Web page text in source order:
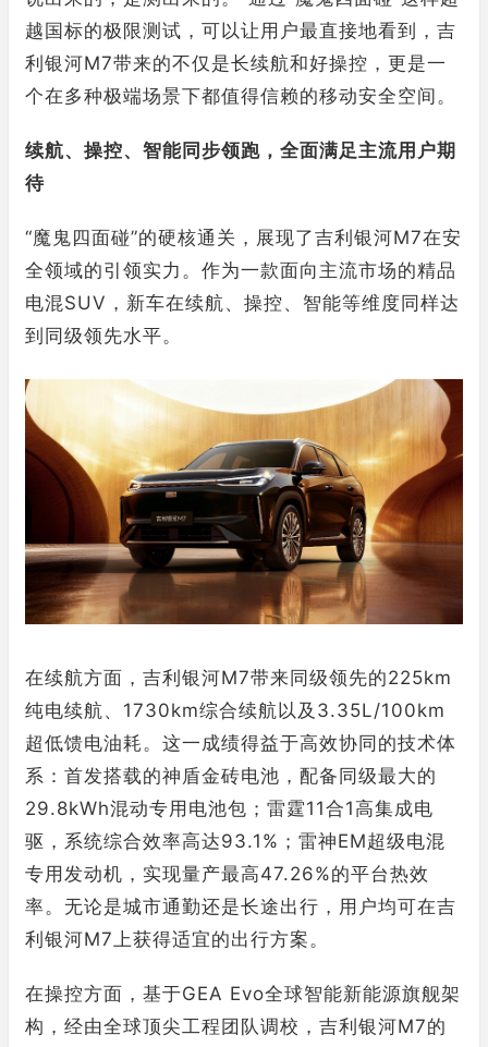
越国标的极限测试，可以让用户最直接地看到，吉
利银河M7带来的不仅是长续航和好操控，更是一
个在多种极端场景下都值得信赖的移动安全空间。
续航、操控、智能同步领跑，全面满足主流用户期
待
“魔鬼四面碰”的硬核通关，展现了吉利银河M7在安
全领域的引领实力。作为一款面向主流市场的精品
电混SUV，新车在续航、操控、智能等维度同样达
到同级领先水平。
在续航方面，吉利银河M7带来同级领先的225km
纯电续航、1730km综合续航以及3.35L/100km
超低馈电油耗。这一成绩得益于高效协同的技术体
系：首发搭载的神盾金砖电池，配备同级最大的
29.8kWh混动专用电池包；雷霆11合1高集成电
驱，系统综合效率高达93.1%；雷神EM超级电混
专用发动机，实现量产最高47.26%的平台热效
率。无论是城市通勤还是长途出行，用户均可在吉
利银河M7上获得适宜的出行方案。
在操控方面，基于GEA Evo全球智能新能源旗舰架
构，经由全球顶尖工程团队调校，吉利银河M7的